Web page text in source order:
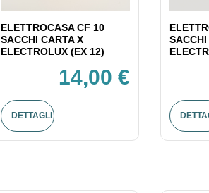
ELETTROCASA CF 10
SACCHI CARTA X
ELECTROLUX (EX 12)
14,00 €
DETTAGLI